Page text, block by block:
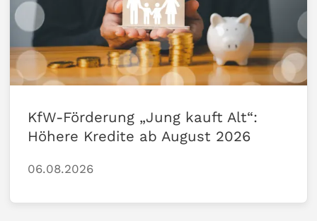
KfW-Förderung „Jung kauft Alt“:
Höhere Kredite ab August 2026
06.08.2026